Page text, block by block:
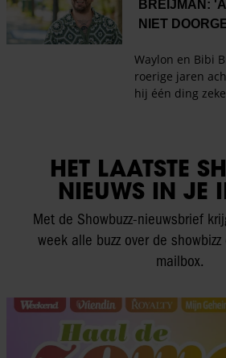
HET LAATSTE
NIEUWS IN JE
Met de Showbuzz-nieuwsbrief
week alle buzz over de
mailbox.